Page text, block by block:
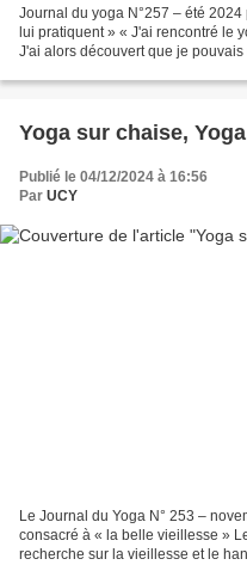
Journal du yoga N°257 – été
lui pratiquent » « J'ai rencontré le
J'ai alors découvert que je
Yoga sur chaise,
Publié le 04/12/2024 à 16:56
Par UCY
Le Journal du Yoga N° 253 –
consacré à « la belle vieillesse »
recherche sur la vieillesse et le